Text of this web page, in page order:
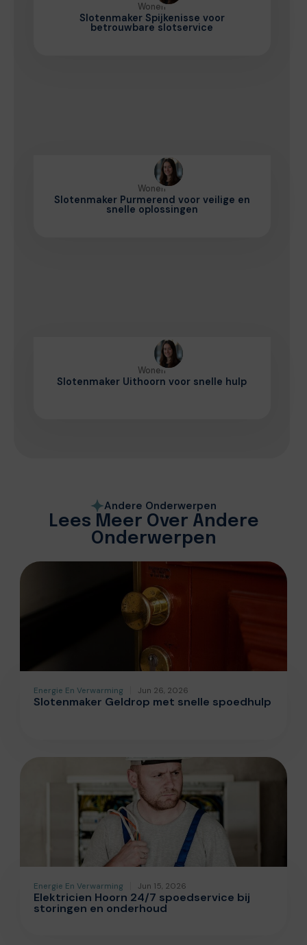
Wonen
Slotenmaker Spijkenisse voor
betrouwbare slotservice
Wonen
Slotenmaker Purmerend voor veilige en
snelle oplossingen
Wonen
Slotenmaker Uithoorn voor snelle hulp
Andere Onderwerpen
Lees Meer Over Andere
Onderwerpen
Energie En Verwarming Jun 26, 2026
Slotenmaker Geldrop met snelle spoedhulp
Energie En Verwarming Jun 15, 2026
Elektricien Hoorn 24/7 spoedservice bij
storingen en onderhoud